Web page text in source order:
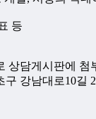
등
상담게시판에
구 강남대로10길